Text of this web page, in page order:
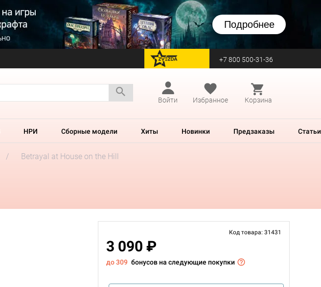
Подробнее
перейти на Zvezda +7 800 500-31-36
Войти
Избранное Корзина
НРИ Сборные модели Хиты Новинки Предзаказы Статьи
Betrayal at House on the Hill
Код товара: 31431
3 090 ₽
до 309 бонусов на следующие покупки